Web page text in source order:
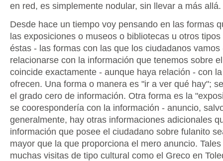
en red, es simplemente nodular, sin llevar a más allá.
Desde hace un tiempo voy pensando en las formas
las exposiciones o museos o bibliotecas u otros
éstas - las formas con las que los ciudadanos vamos
relacionarse con la información que tenemos sobre
coincide exactamente - aunque haya relación - con
ofrecen. Una forma o manera es "ir a ver qué hay";
el grado cero de información. Otra forma es la
se coorespondería con la información - anuncio,
generalmente, hay otras informaciones adicionales
información que posee el ciudadano sobre fulanito
mayor que la que proporciona el mero anuncio.
muchas visitas de tipo cultural como el Greco en